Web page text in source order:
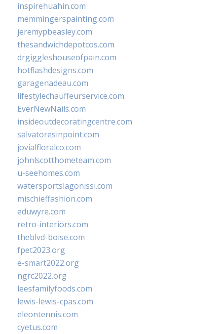
inspirehuahin.com
memmingerspainting.com
jeremypbeasley.com
thesandwichdepotcos.com
drgiggleshouseofpain.com
hotflashdesigns.com
garagenadeau.com
lifestylechauffeurservice.com
EverNewNails.com
insideoutdecoratingcentre.com
salvatoresinpoint.com
jovialfloralco.com
johnlscotthometeam.com
u-seehomes.com
watersportslagonissi.com
mischieffashion.com
eduwyre.com
retro-interiors.com
theblvd-boise.com
fpet2023.org
e-smart2022.org
ngrc2022.org
leesfamilyfoods.com
lewis-lewis-cpas.com
eleontennis.com
cyetus.com